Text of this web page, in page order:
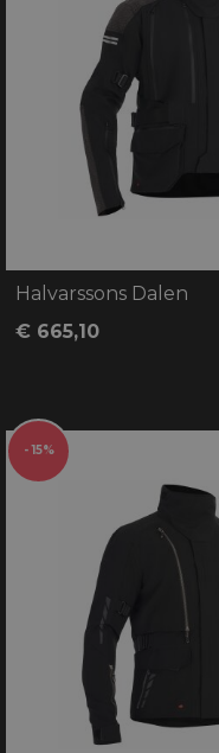
Halvarssons Dalen
€ 665,10
- 15%